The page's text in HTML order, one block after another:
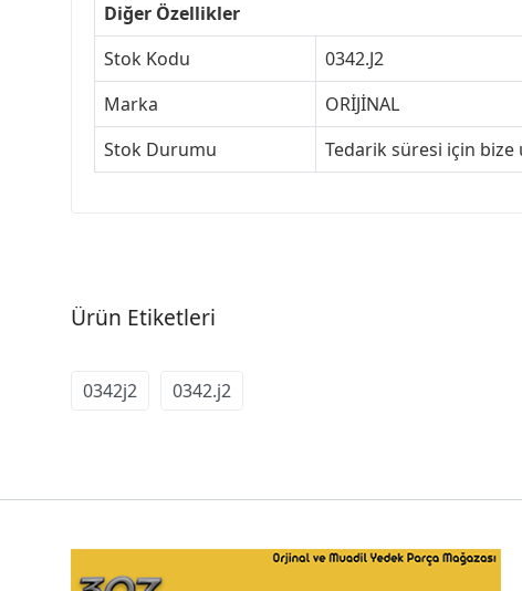
Diğer Özellikler
Stok Kodu
0342.J2
Marka
ORİJİNAL
Stok Durumu
Tedarik süresi için bize
Ürün Etiketleri
0342j2 0342.j2